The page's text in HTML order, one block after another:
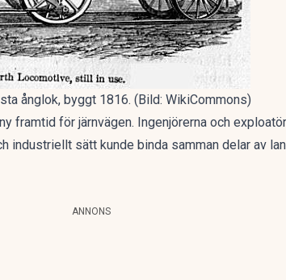
ånglok, byggt 1816. (Bild: WikiCommons)
framtid för järnvägen. Ingenjörerna och
industriellt sätt kunde binda samman delar av
ANNONS